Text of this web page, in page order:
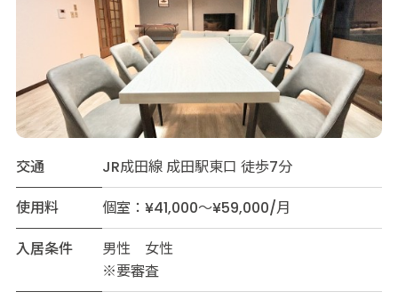
交通
JR成田線 成田駅東口 徒歩7分
使用料
個室：¥41,000～¥59,000/月
入居条件
男性 女性
※要審査